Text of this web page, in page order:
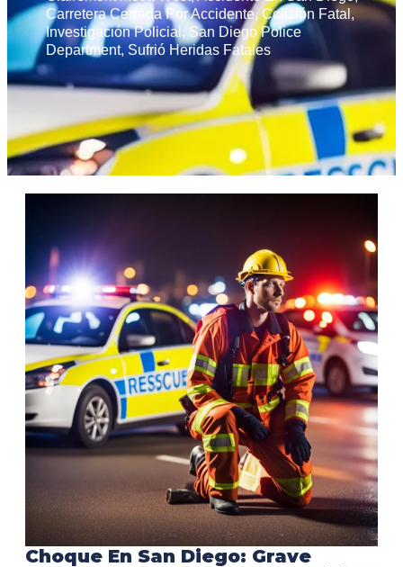
Carretera Cerrada Por Accidente,Colisión Fatal,
Investigación Policial , San Diego Police
Department, Sufrió Heridas Fatales
Choque En San Diego: Grave